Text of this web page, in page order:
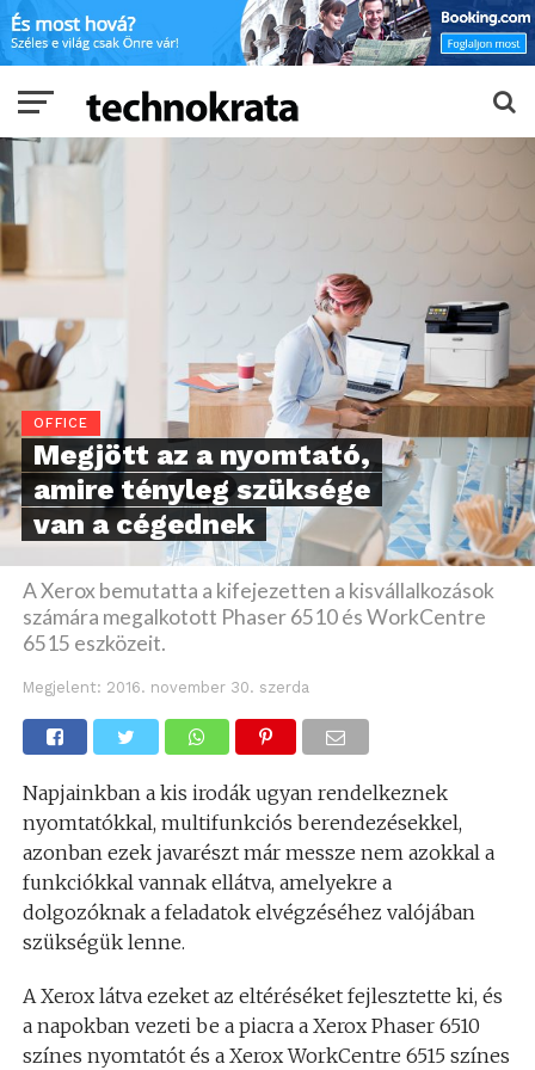
OFFICE
Megjött az a nyomtató,
amire tényleg szüksége
van a cégednek
A Xerox bemutatta a kifejezetten a kisvállalkozások
számára megalkotott Phaser 6510 és WorkCentre
6515 eszközeit.
Megjelent: 2016. november 30. szerda
Napjainkban a kis irodák ugyan rendelkeznek
nyomtatókkal, multifunkciós berendezésekkel,
azonban ezek javarészt már messze nem azokkal a
funkciókkal vannak ellátva, amelyekre a
dolgozóknak a feladatok elvégzéséhez valójában
szükségük lenne.
A Xerox látva ezeket az eltéréséket fejlesztette ki, és
a napokban vezeti be a piacra a Xerox Phaser 6510
színes nyomtatót és a Xerox WorkCentre 6515 színes